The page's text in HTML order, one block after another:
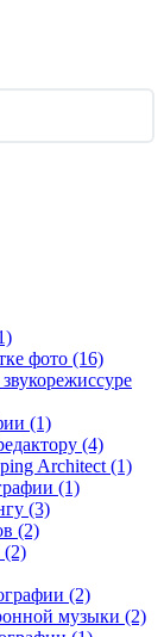
фото (16)
(1)
(4)
Architect (1)
(1)
(3)
(2)
(2)
(2)
музыки (2)